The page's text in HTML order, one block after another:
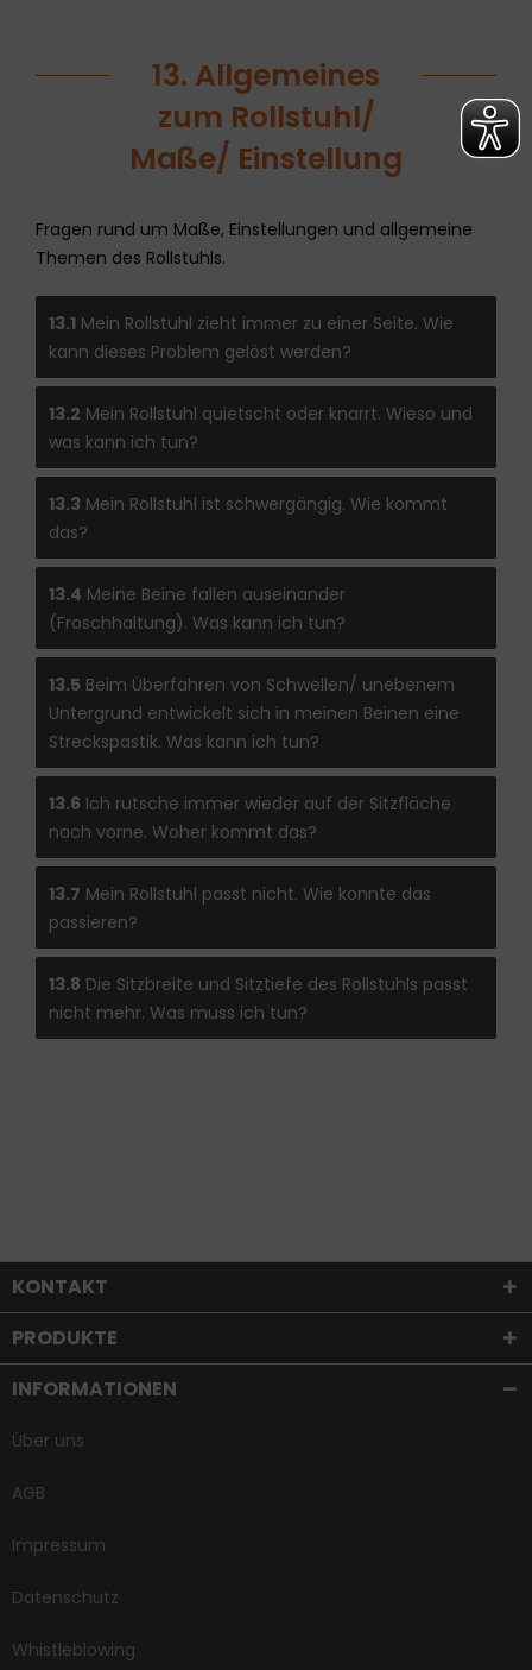
13. Allgemeines
zum Rollstuhl/
Maße/ Einstellung
Fragen rund um Maße, Einstellungen und allgemeine
Themen des Rollstuhls.
13.1Mein Rollstuhl zieht immer zu einer Seite. Wie
kann dieses Problem gelöst werden?
13.2 Mein Rollstuhl quietscht oder knarrt. Wieso und
was kann ich tun?
13.3 Mein Rollstuhl ist schwergängig. Wie kommt
das?
13.4 Meine Beine fallen auseinander
(Froschhaltung). Was kann ich tun?
13.5 Beim Überfahren von Schwellen/ unebenem
Untergrund entwickelt sich in meinen Beinen eine
Streckspastik. Was kann ich tun?
13.6 Ich rutsche immer wieder auf der Sitzfläche
nach vorne. Woher kommt das?
13.7 Mein Rollstuhl passt nicht. Wie konnte das
passieren?
13.8 Die Sitzbreite und Sitztiefe des Rollstuhls passt
nicht mehr. Was muss ich tun?
KONTAKT
PRODUKTE
INFORMATIONEN
Über uns
AGB
Impressum
Datenschutz
Whistleblowing